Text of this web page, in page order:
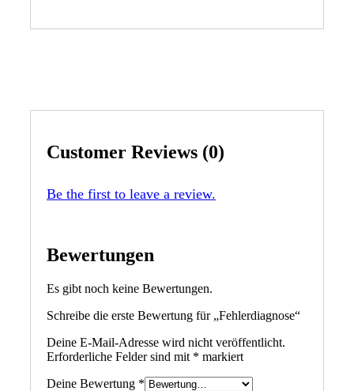
Customer Reviews (0)
Be the first to leave a review.
Bewertungen
Es gibt noch keine Bewertungen.
Schreibe die erste Bewertung für „Fehlerdiagnose“
Deine E-Mail-Adresse wird nicht veröffentlicht.
Erforderliche Felder sind mit * markiert
Deine Bewertung *